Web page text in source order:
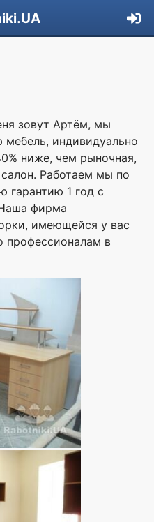
зовут Артём, мы
индивидуально
ниже, чем рыночная,
Работаем мы по
гарантию 1 год с
фирма
имеющейся у вас
профессионалам в